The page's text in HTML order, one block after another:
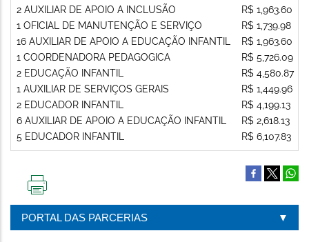
2 AUXILIAR DE APOIO A INCLUSÃO
1 OFICIAL DE MANUTENÇÃO E SERVIÇO
16 AUXILIAR DE APOIO A EDUCAÇÃO INFANTIL
1 COORDENADORA PEDAGOGICA
2 EDUCAÇÃO INFANTIL
1 AUXILIAR DE SERVIÇOS GERAIS
2 EDUCADOR INFANTIL
6 AUXILIAR DE APOIO A EDUCAÇÃO INFANTIL
5 EDUCADOR INFANTIL
R$ 1,963.60
R$ 1,739.98
R$ 1,963.60
R$ 5,726.09
R$ 4,580.87
R$ 1,449.96
R$ 4,199.13
R$ 2,618.13
R$ 6,107.83
PÁGINA
PORTAL DAS PARCERIAS